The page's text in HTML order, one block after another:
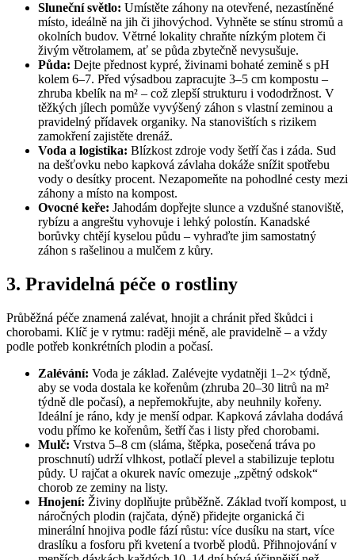
Sluneční světlo: Umístěte záhony na otevřené, nezastíněné
místo, ideálně na jih či jihovýchod. Vyhněte se stínu stromů a
okolních budov. Větrné lokality chraňte nízkým plotem či
živým větrolamem, ať se půda zbytečně nevysušuje.
Půda: Dejte přednost kypré, živinami bohaté zemině s pH
kolem 6–7. Před výsadbou zapracujte 3–5 cm kompostu –
zhruba kbelík na m² – což zlepší strukturu i vododržnost. V
těžkých jílech pomůže vyvýšený záhon s vlastní zeminou a
pravidelný přídavek organiky. Na stanovištích s rizikem
zamokření zajistěte drenáž.
Voda a logistika: Blízkost zdroje vody šetří čas i záda. Sud
na dešťovku nebo kapková závlaha dokáže snížit spotřebu
vody o desítky procent. Nezapomeňte na pohodlné cesty mezi
záhony a místo na kompost.
Ovocné keře: Jahodám dopřejte slunce a vzdušné stanoviště,
rybízu a angreštu vyhovuje i lehký polostín. Kanadské
borůvky chtějí kyselou půdu – vyhraďte jim samostatný
záhon s rašelinou a mulčem z kůry.
3. Pravidelná péče o rostliny
Průběžná péče znamená zalévat, hnojit a chránit před škůdci i
chorobami. Klíč je v rytmu: raději méně, ale pravidelně – a vždy
podle potřeb konkrétních plodin a počasí.
Zalévání: Voda je základ. Zalévejte vydatněji 1–2× týdně,
aby se voda dostala ke kořenům (zhruba 20–30 litrů na m²
týdně dle počasí), a nepřemokřujte, aby neuhnily kořeny.
Ideální je ráno, kdy je menší odpar. Kapková závlaha dodává
vodu přímo ke kořenům, šetří čas i listy před chorobami.
Mulč: Vrstva 5–8 cm (sláma, štěpka, posečená tráva po
proschnutí) udrží vlhkost, potlačí plevel a stabilizuje teplotu
půdy. U rajčat a okurek navíc omezuje „zpětný odskok“
chorob ze zeminy na listy.
Hnojení: Živiny doplňujte průběžně. Základ tvoří kompost, u
náročných plodin (rajčata, dýně) přidejte organická či
minerální hnojiva podle fází růstu: více dusíku na start, více
draslíku a fosforu při kvetení a tvorbě plodů. Přihnojování v